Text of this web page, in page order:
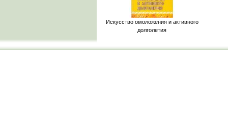
Искусство омоложения и активного
долголетия